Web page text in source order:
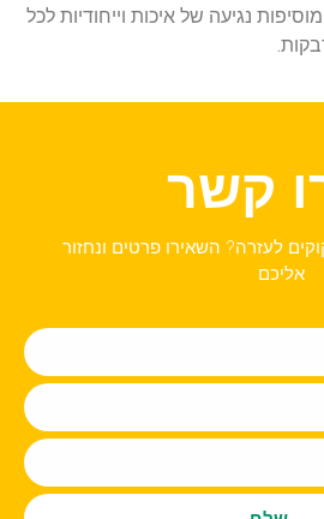
נגיעה של איכות וייחודיות לכל
קשר
לעזרה? השאירו פרטים ונחזור
אליכם